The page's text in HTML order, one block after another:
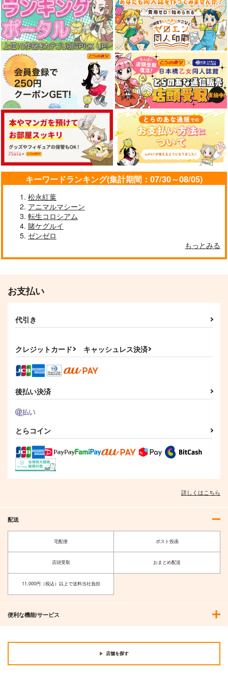
キーワードランキング(集計期間：07/30～08/05)
松永紅葉
アニマルマシーン
転生コロシアム
賭ケグルイ
ゼンゼロ
もっとみる
お支払い
代引き
クレジットカード キャッシュレス決済
後払い決済
とらコイン
詳しくはこちら
配送
宅配便 ポスト投函
店頭受取 おまとめ配送
11,000円（税込）以上で送料当社負担
便利な機能/サービス
店舗を探す